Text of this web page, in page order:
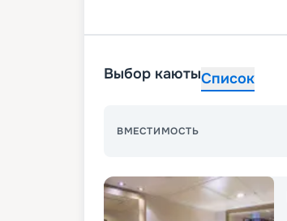
Выбор каютыСписок
ВМЕСТИМОСТЬ